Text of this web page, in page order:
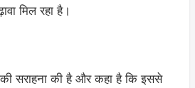
मिल रहा है।
की सराहना की है और कहा है कि इससे